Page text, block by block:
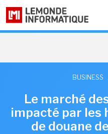
BUSINESS
Le marché
impacté par les
de douane